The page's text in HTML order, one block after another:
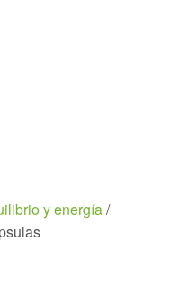
y energía/